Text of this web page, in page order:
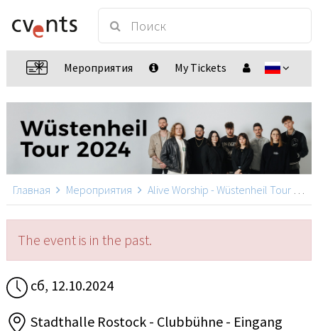
Мероприятия My Tickets
Главная Мероприятия Alive Worship - Wüstenheil Tour 2024
The event is in the past.
сб, 12.10.2024
Stadthalle Rostock - Clubbühne - Eingang